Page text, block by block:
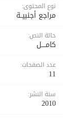
نوع المحتوى:
مراجع أجنبيــة
حالة النص:
كامــــل
عدد الصفحات:
11
سنة النشر:
2010